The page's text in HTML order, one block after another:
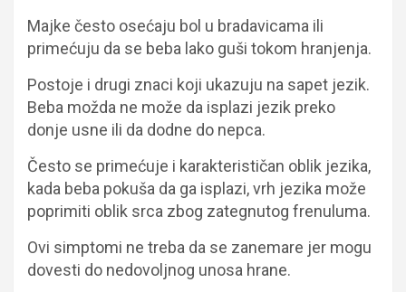
Majke često osećaju bol u bradavicama ili
primećuju da se beba lako guši tokom hranjenja.
Postoje i drugi znaci koji ukazuju na sapet jezik.
Beba možda ne može da isplazi jezik preko
donje usne ili da dodne do nepca.
Često se primećuje i karakterističan oblik jezika,
kada beba pokuša da ga isplazi, vrh jezika može
poprimiti oblik srca zbog zategnutog frenuluma.
Ovi simptomi ne treba da se zanemare jer mogu
dovesti do nedovoljnog unosa hrane.